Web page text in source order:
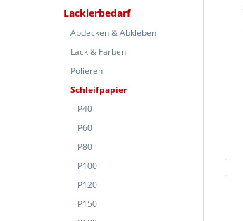
Lackierbedarf
Abdecken & Abkleben
Lack & Farben
Polieren
Schleifpapier
P40
P60
P80
P100
P120
P150